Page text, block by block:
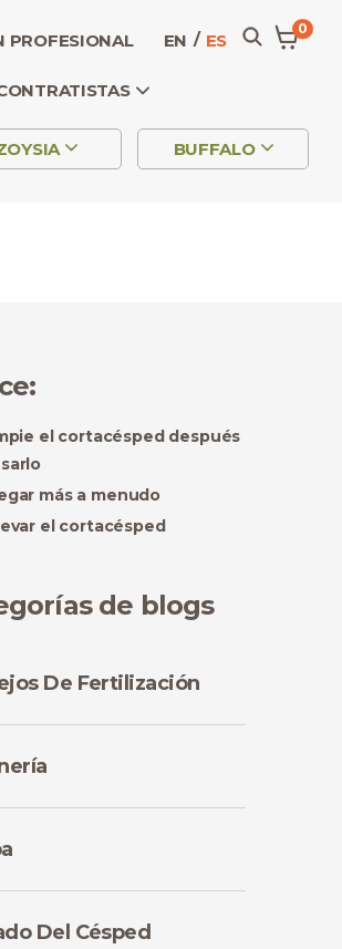
PROFESIONAL EN ES
0
BUFFALO
de blogs
De Fertilización
Del Césped
:
el cortacésped después
más a menudo
el cortacésped